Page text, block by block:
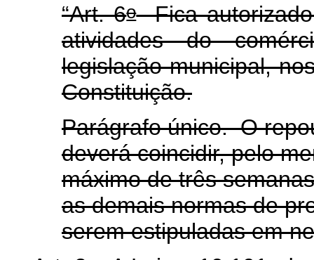
“Art. 6oFica autorizado
atividades do
legislação municipal,
Constituição.
Parágrafo único. O
deverá coincidir, pelo
máximo de três
as demais normas de
serem estipuladas em